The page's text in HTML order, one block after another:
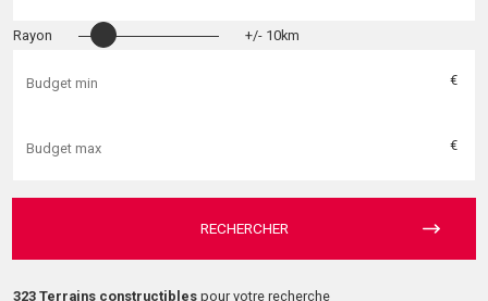
Rayon +/- 10km
€
€
RECHERCHER
323 Terrains constructibles pour votre recherche